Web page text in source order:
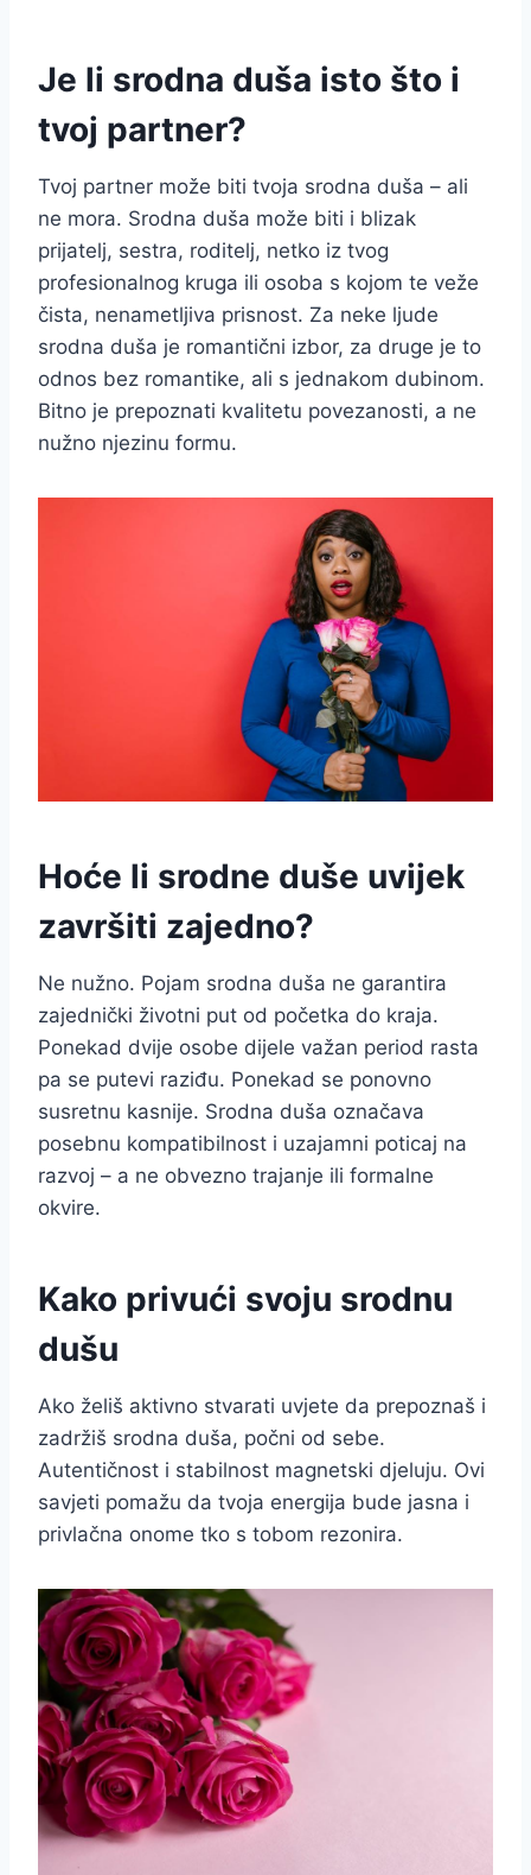
Je li srodna duša isto što i
tvoj partner?
Tvoj partner može biti tvoja srodna duša – ali
ne mora. Srodna duša može biti i blizak
prijatelj, sestra, roditelj, netko iz tvog
profesionalnog kruga ili osoba s kojom te veže
čista, nenametljiva prisnost. Za neke ljude
srodna duša je romantični izbor, za druge je to
odnos bez romantike, ali s jednakom dubinom.
Bitno je prepoznati kvalitetu povezanosti, a ne
nužno njezinu formu.
Hoće li srodne duše uvijek
završiti zajedno?
Ne nužno. Pojam srodna duša ne garantira
zajednički životni put od početka do kraja.
Ponekad dvije osobe dijele važan period rasta
pa se putevi raziđu. Ponekad se ponovno
susretnu kasnije. Srodna duša označava
posebnu kompatibilnost i uzajamni poticaj na
razvoj – a ne obvezno trajanje ili formalne
okvire.
Kako privući svoju srodnu
dušu
Ako želiš aktivno stvarati uvjete da prepoznaš i
zadržiš srodna duša, počni od sebe.
Autentičnost i stabilnost magnetski djeluju. Ovi
savjeti pomažu da tvoja energija bude jasna i
privlačna onome tko s tobom rezonira.